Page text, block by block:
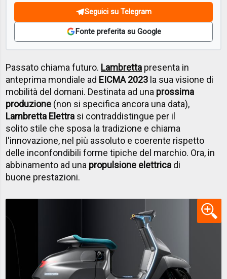
Seguici su Telegram
Fonte preferita su Google
Passato chiama futuro. Lambretta presenta in
anteprima mondiale ad EICMA 2023 la sua visione di
mobilità del domani. Destinata ad una prossima
produzione (non si specifica ancora una data),
Lambretta Elettra si contraddistingue per il
solito stile che sposa la tradizione e chiama
l'innovazione, nel più assoluto e coerente rispetto
delle inconfondibili forme tipiche del marchio. Ora, in
abbinamento ad una propulsione elettrica di
buone prestazioni.